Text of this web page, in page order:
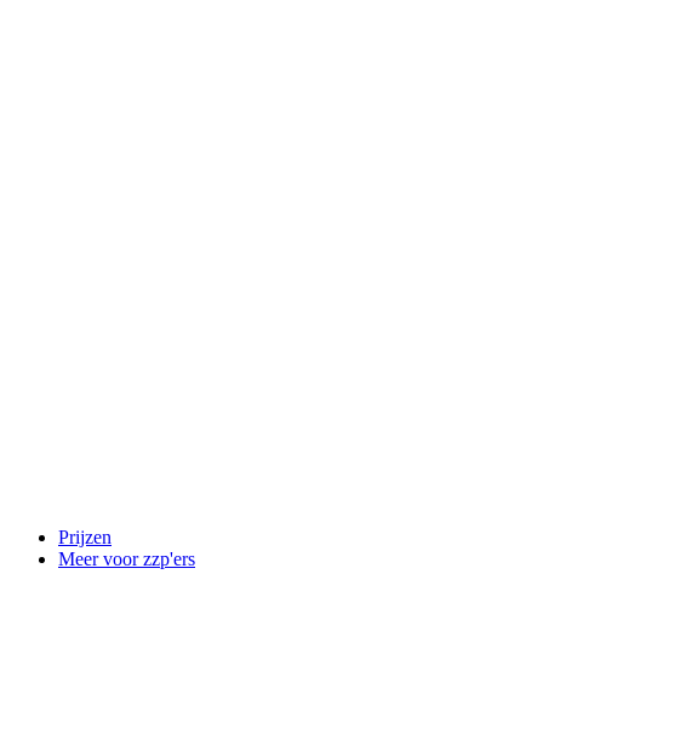
Prijzen
Meer voor zzp'ers